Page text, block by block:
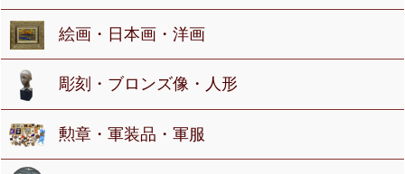
絵画・日本画・洋画
彫刻・ブロンズ像・人形
勲章・軍装品・軍服